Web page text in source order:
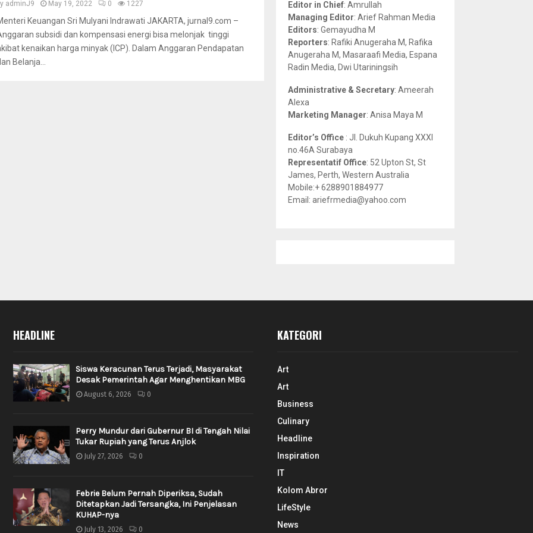
adminJ9 May 19, 2022 0 1227
Keuangan Sri Mulyani Indrawati JAKARTA, jurnal9.com –
subsidi dan kompensasi energi bisa melonjak tinggi
kenaikan harga minyak (ICP). Dalam Anggaran Pendapatan
Belanja...
r
:
R
H
Editor in Chief: Amrullah
Managing Editor: Arief Rahman Media
Editors: Gemayudha M
Reporters: Rafiki Anugeraha M, Rafika
Anugeraha M, Masaraafi Media, Espana
Radin Media, Dwi Utariningsih
Administrative & Secretary: Ameerah
Alexa
Marketing Manager: Anisa Maya M
Editor’s Office : Jl. Dukuh Kupang XXXI
no.46A Surabaya
Representatif Office: 52 Upton St, St
James, Perth, Western Australia
Mobile:+ 6288901884977
Email: ariefrmedia@yahoo.com
HEADLINE
Siswa Keracunan Terus Terjadi, Masyarakat
Desak Pemerintah Agar Menghentikan MBG
August 6, 2026 0
Perry Mundur dari Gubernur BI di Tengah Nilai
Tukar Rupiah yang Terus Anjlok
July 27, 2026 0
Febrie Belum Pernah Diperiksa, Sudah
Ditetapkan Jadi Tersangka, Ini Penjelasan
KUHAP-nya
July 13, 2026 0
KATEGORI
Art
Art
Business
Culinary
Headline
Inspiration
IT
Kolom Abror
LifeStyle
News